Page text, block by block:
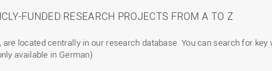
FUNDED RESEARCH PROJECTS FROM A TO Z
located centrally in our research database. You can search for key
available in German)